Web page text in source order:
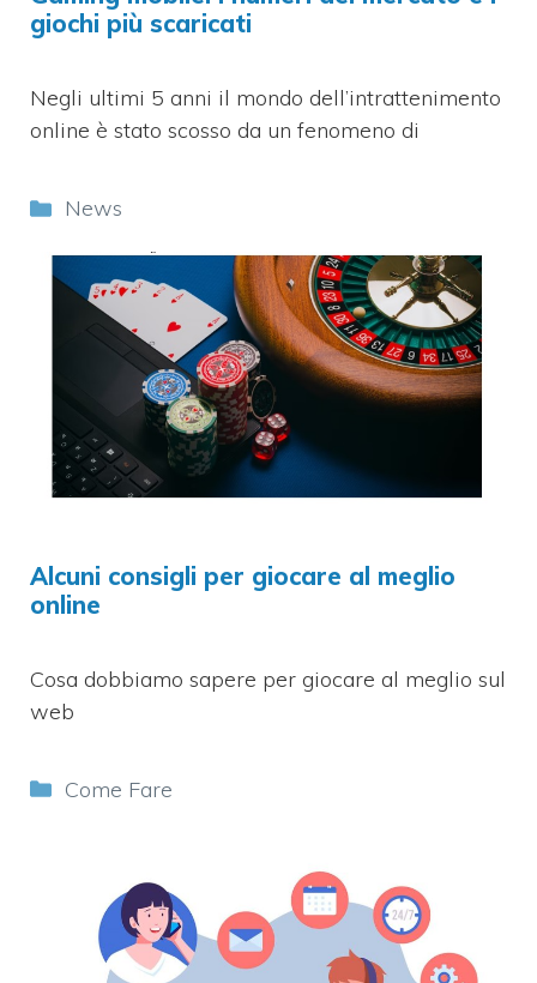
giochi più scaricati
Negli ultimi 5 anni il mondo dell’intrattenimento
online è stato scosso da un fenomeno di
Categorie
News
Alcuni consigli per giocare al meglio
online
Cosa dobbiamo sapere per giocare al meglio sul
web
Categorie
Come Fare